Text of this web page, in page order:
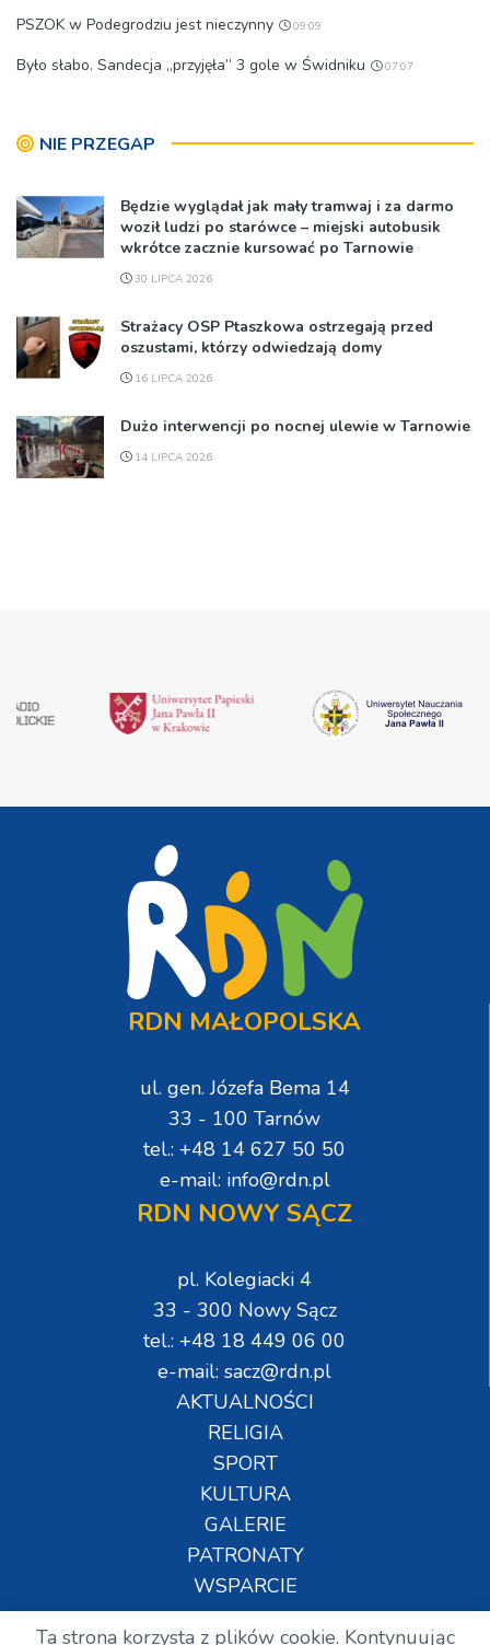
PSZOK w Podegrodziu jest nieczynny 09:09
Było słabo. Sandecja „przyjęła” 3 gole w Świdniku 07:07
NIE PRZEGAP
Będzie wyglądał jak mały tramwaj i za darmo
woził ludzi po starówce – miejski autobusik
wkrótce zacznie kursować po Tarnowie
30 LIPCA 2026
Strażacy OSP Ptaszkowa ostrzegają przed
oszustami, którzy odwiedzają domy
16 LIPCA 2026
Dużo interwencji po nocnej ulewie w Tarnowie
14 LIPCA 2026
RDN MAŁOPOLSKA
ul. gen. Józefa Bema 14
33 - 100 Tarnów
tel.: +48 14 627 50 50
e-mail: info@rdn.pl
RDN NOWY SĄCZ
pl. Kolegiacki 4
33 - 300 Nowy Sącz
tel.: +48 18 449 06 00
e-mail: sacz@rdn.pl
AKTUALNOŚCI
RELIGIA
SPORT
KULTURA
GALERIE
PATRONATY
WSPARCIE
Ta strona korzysta z plików cookie. Kontynuując